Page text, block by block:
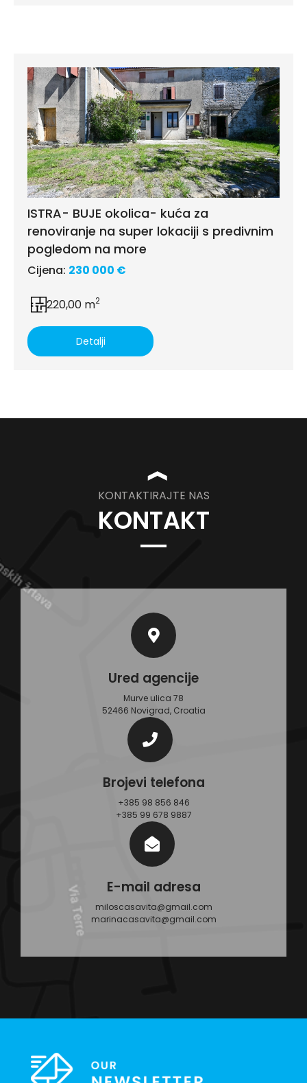
ISTRA- BUJE okolica- kuća za
renoviranje na super lokaciji s predivnim
pogledom na more
Cijena: 230 000 €
220,00 m2
Detalji
❱
KONTAKTIRAJTE NAS
KONTAKT
Ured agencije
Murve ulica 78
52466 Novigrad, Croatia
Brojevi telefona
+385 98 856 846
+385 99 678 9887
E-mail adresa
miloscasavita@gmail.com
marinacasavita@gmail.com